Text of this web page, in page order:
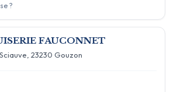
?
FAUCONNET
23230 Gouzon